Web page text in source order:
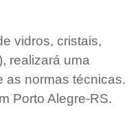
vidros, cristais,
realizará uma
as normas técnicas.
Porto Alegre-RS.